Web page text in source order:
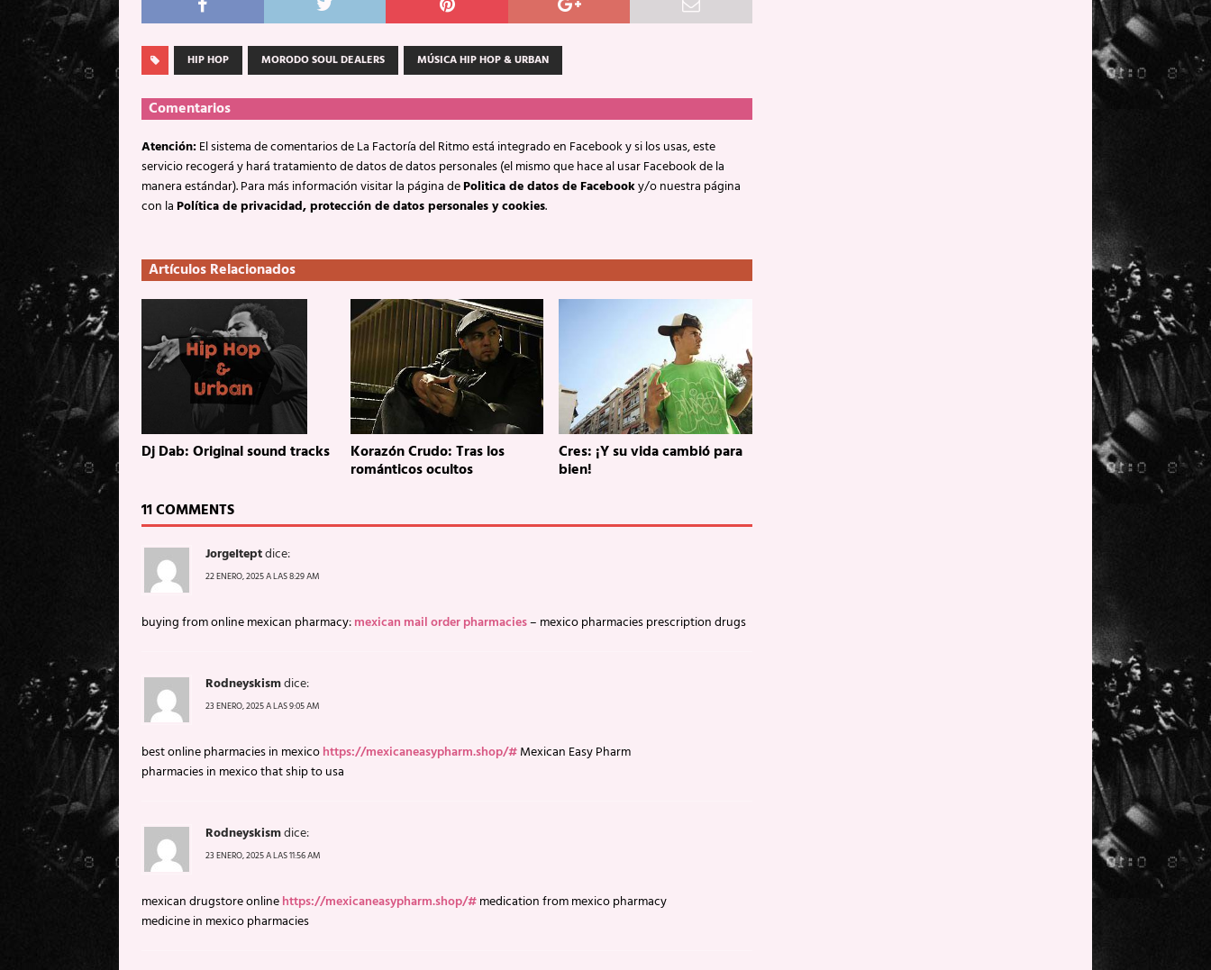
HIP HOP MORODO SOUL DEALERS MÚSICA HIP HOP & URBAN
Comentarios
Atención:El sistema de comentarios de La Factoría del Ritmo está integrado en Facebook y si los usas, este
servicio recogerá y hará tratamiento de datos de datos personales (el mismo que hace al usar Facebook de la
manera estándar). Para más información visitar la página dePolitica de datos de Facebooky/o nuestra página
con laPolítica de privacidad, protección de datos personales y cookies.
Artículos Relacionados
Dj Dab: Original sound tracks Korazón Crudo: Tras los
románticos ocultos
Cres: ¡Y su vida cambió para
bien!
11 COMMENTS
JorgeIteptdice:
22 ENERO, 2025 A LAS 8:29 AM
buying from online mexican pharmacy:mexican mail order pharmacies– mexico pharmacies prescription drugs
Rodneyskismdice:
23 ENERO, 2025 A LAS 9:05 AM
best online pharmacies in mexicohttps://mexicaneasypharm.shop/#Mexican Easy Pharm
pharmacies in mexico that ship to usa
Rodneyskismdice:
23 ENERO, 2025 A LAS 11:56 AM
mexican drugstore onlinehttps://mexicaneasypharm.shop/#medication from mexico pharmacy
medicine in mexico pharmacies